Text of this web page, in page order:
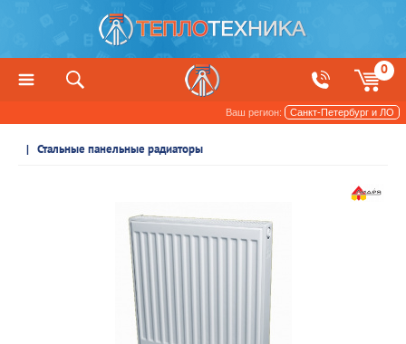
0
Ваш регион: Санкт-Петербург и ЛО
Радиаторы отопления и обогреватели
Стальные панельные радиаторы